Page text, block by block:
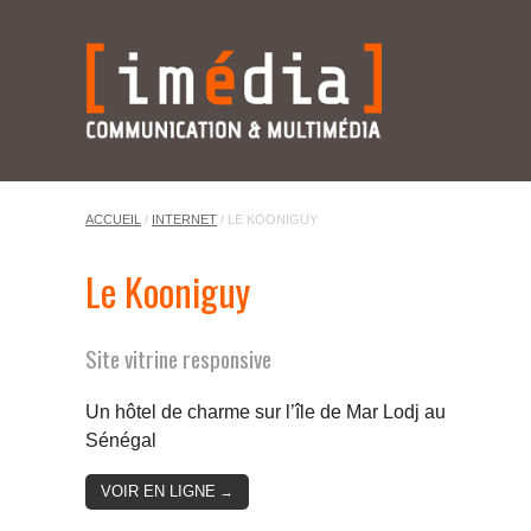
ACCUEIL / INTERNET / LE KOONIGUY
Le Kooniguy
Site vitrine responsive
Un hôtel de charme sur l’île de Mar Lodj au
Sénégal
VOIR EN LIGNE